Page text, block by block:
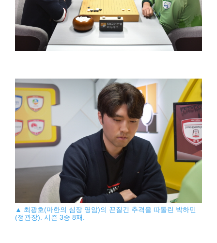
▲ 최광호(마한의 심장 영암)의 끈질긴 추격을 따돌린 박하민
(정관장). 시즌 3승 8패.